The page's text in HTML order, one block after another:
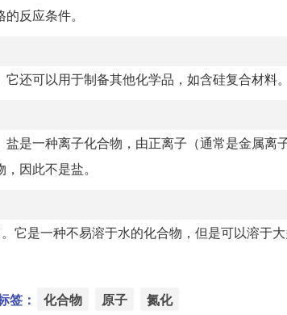
反应条件。
还可以用于制备其他化学品，如含硅复合材料。
是一种离子化合物，由正离子（通常是金属离
因此不是盐。
是一种不易溶于水的化合物，但是可以溶于
签： 化合物 原子 氮化